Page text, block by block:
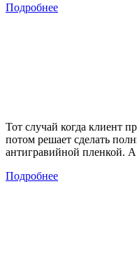
Подробнее
Тот случай когда клиент
потом решает сделать
антигравийной пленкой.
Подробнее